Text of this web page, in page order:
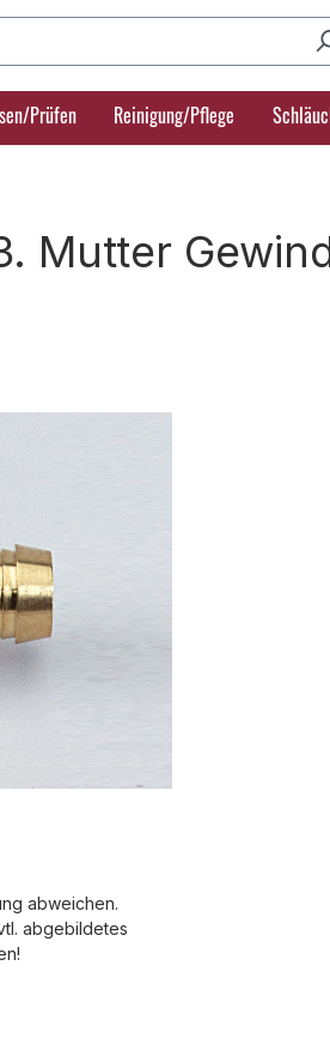
Prüfen Reinigung/Pflege
Mutter
abweichen.
abgebildetes